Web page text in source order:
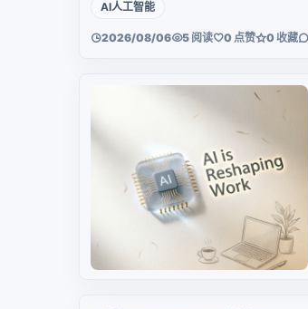
AI人工智能
2026/08/06 5 阅读 0 点赞 0 收藏